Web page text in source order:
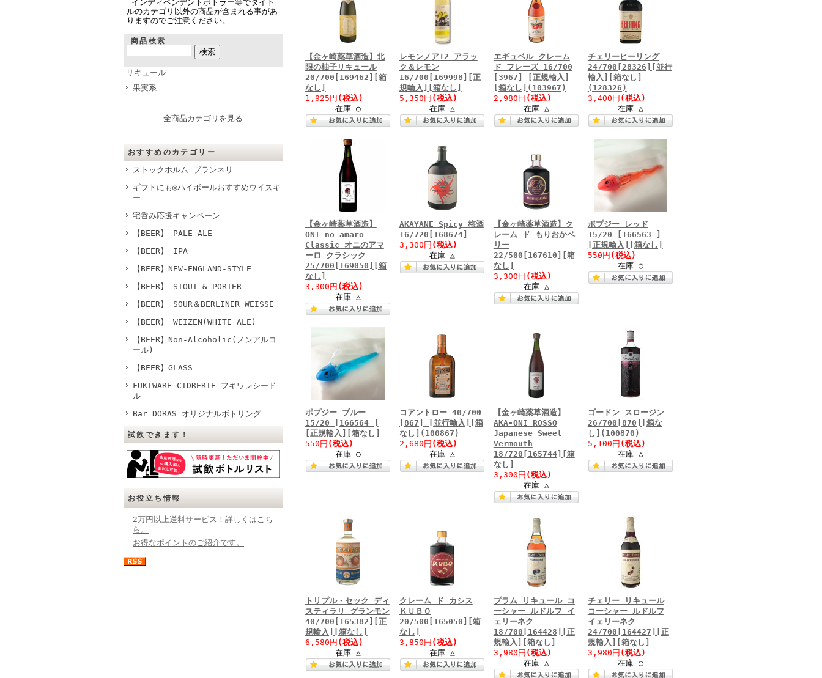
インディペンデントボトラー等でタイト
ルのカテゴリ以外の商品が含まれる事があ
りますのでご注意ください。
商品検索
リキュール
果実系
全商品カテゴリを見る
おすすめのカテゴリー
ストックホルム ブランネリ
ギフトにも◎ハイボールおすすめウイスキ
ー
宅呑み応援キャンペーン
【BEER】 PALE ALE
【BEER】 IPA
【BEER】NEW-ENGLAND-STYLE
【BEER】 STOUT & PORTER
【BEER】 SOUR＆BERLINER WEISSE
【BEER】 WEIZEN(WHITE ALE)
【BEER】Non-Alcoholic(ノンアルコ
ール)
【BEER】GLASS
FUKIWARE CIDRERIE フキワレシード
ル
Bar DORAS オリジナルボトリング
試飲できます！
お役立ち情報
2万円以上送料サービス！詳しくはこち
ら。
お得なポイントのご紹介です。
【金ヶ崎薬草酒造】北
限の柚子リキュール
20/700[169462][箱
なし]
1,925円 (税込)
在庫 ○
レモンノア12 アラッ
ク＆レモン
16/700[169998][正
規輸入][箱なし]
5,350円 (税込)
在庫 △
エギュベル クレーム
ド フレーズ 16/700
[3967] [正規輸入]
[箱なし](103967)
2,980円 (税込)
在庫 △
チェリーヒーリング
24/700[28326][並行
輸入][箱なし]
(128326)
3,400円 (税込)
在庫 △
【金ヶ崎薬草酒造】
ONI no amaro
Classic オニのアマ
ーロ クラシック
25/700[169050][箱
なし]
3,300円 (税込)
在庫 △
AKAYANE Spicy 梅酒
16/720[168674]
3,300円 (税込)
在庫 △
【金ヶ崎薬草酒造】ク
レーム ド もりおかベ
リー
22/500[167610][箱
なし]
3,300円 (税込)
在庫 △
ポプジー レッド
15/20 [166563 ]
[正規輸入][箱なし]
550円 (税込)
在庫 ○
ポプジー ブルー
15/20 [166564 ]
[正規輸入][箱なし]
550円 (税込)
在庫 ○
コアントロー 40/700
[867] [並行輸入][箱
なし](100867)
2,680円 (税込)
在庫 △
【金ヶ崎薬草酒造】
AKA-ONI ROSSO
Japanese Sweet
Vermouth
18/720[165744][箱
なし]
3,300円 (税込)
在庫 △
ゴードン スロージン
26/700[870][箱な
し](100870)
5,100円 (税込)
在庫 △
トリプル・セック ディ
スティラリ グランモン
40/700[165382][正
規輸入][箱なし]
6,580円 (税込)
在庫 △
クレーム ド カシス
ＫＵＢＯ
20/500[165050][箱
なし]
3,850円 (税込)
在庫 △
プラム リキュール コ
ーシャー ルドルフ イ
ェリーネク
18/700[164428][正
規輸入][箱なし]
3,980円 (税込)
在庫 △
チェリー リキュール
コーシャー ルドルフ
イェリーネク
24/700[164427][正
規輸入][箱なし]
3,980円 (税込)
在庫 ○